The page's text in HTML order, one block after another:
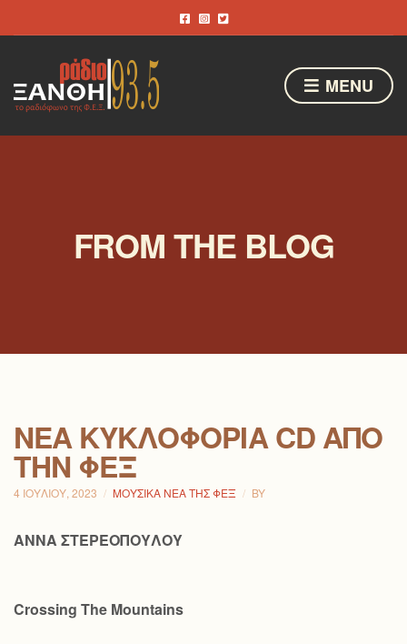
MENU
FROM THE BLOG
ΝΕΑ ΚΥΚΛΟΦΟΡΙΑ CD ΑΠΟ
ΤΗΝ ΦΕΞ
4 ΙΟΥΛΊΟΥ, 2023 ΜΟΥΣΙΚΆ ΝΈΑ ΤΗΣ ΦΕΞ BY
ΑΝΝΑ ΣΤΕΡΕΟΠΟΥΛΟΥ
Crossing The Mountains